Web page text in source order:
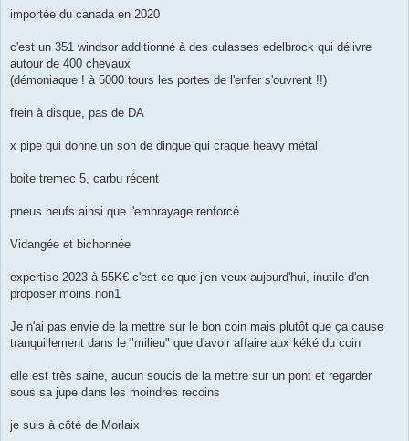
a
importée du canada en 2020
c'est un 351 windsor additionné à des culasses edelbrock qui délivre
autour de 400 chevaux
(démoniaque ! à 5000 tours les portes de l'enfer s'ouvrent !!)
frein à disque, pas de DA
x pipe qui donne un son de dingue qui craque heavy métal
boite tremec 5, carbu récent
pneus neufs ainsi que l'embrayage renforcé
Vidangée et bichonnée
expertise 2023 à 55K€ c'est ce que j'en veux aujourd'hui, inutile d'en
proposer moins non1
Je n'ai pas envie de la mettre sur le bon coin mais plutôt que ça cause
tranquillement dans le "milieu" que d'avoir affaire aux kéké du coin
elle est très saine, aucun soucis de la mettre sur un pont et regarder
sous sa jupe dans les moindres recoins
je suis à côté de Morlaix